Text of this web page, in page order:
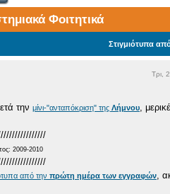
Φοιτητικά
Στιγμιότυπα
Τρι,
την μίνι-"ανταπόκριση" της Λήμνου ,
2009-2010
από την πρώτη ημέρα των εγγραφών ,